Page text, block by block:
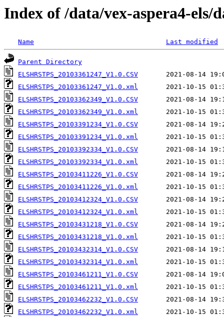
Index of /data/vex-aspera4-els/
Name Last modified
Parent Directory
ELSHRSTPS_20103361247_V1.0.CSV
ELSHRSTPS_20103361247_V1.0.xml
ELSHRSTPS_20103362349_V1.0.CSV
ELSHRSTPS_20103362349_V1.0.xml
ELSHRSTPS_20103391234_V1.0.CSV
ELSHRSTPS_20103391234_V1.0.xml
ELSHRSTPS_20103392334_V1.0.CSV
ELSHRSTPS_20103392334_V1.0.xml
ELSHRSTPS_20103411226_V1.0.CSV
ELSHRSTPS_20103411226_V1.0.xml
ELSHRSTPS_20103412324_V1.0.CSV
ELSHRSTPS_20103412324_V1.0.xml
ELSHRSTPS_20103431218_V1.0.CSV
ELSHRSTPS_20103431218_V1.0.xml
ELSHRSTPS_20103432314_V1.0.CSV
ELSHRSTPS_20103432314_V1.0.xml
ELSHRSTPS_20103461211_V1.0.CSV
ELSHRSTPS_20103461211_V1.0.xml
ELSHRSTPS_20103462232_V1.0.CSV
ELSHRSTPS_20103462232_V1.0.xml